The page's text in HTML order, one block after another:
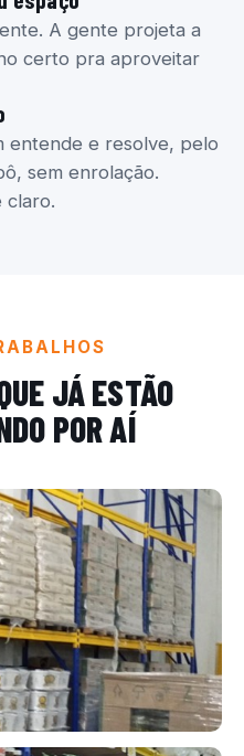
A gente projeta a
certo pra aproveitar
entende e resolve, pelo
sem enrolação.
claro.
JÁ ESTÃO
POR AÍ